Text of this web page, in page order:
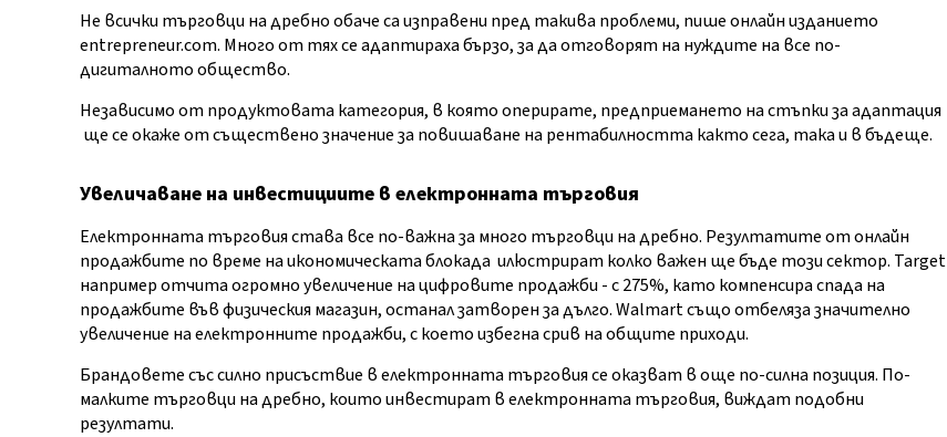
Не всички търговци на дребно обаче са изправени пред такива проблеми, пише онлайн изданието
entrepreneur.com. Много от тях се адаптираха бързо, за да отговорят на нуждите на все по-
дигиталното общество.
Независимо от продуктовата категория, в която оперирате, предприемането на стъпки за адаптация
ще се окаже от съществено значение за повишаване на рентабилността както сега, така и в бъдеще.
Увеличаване на инвестициите в електронната търговия
Електронната търговия става все по-важна за много търговци на дребно. Резултатите от онлайн
продажбите по време на икономическата блокада илюстрират колко важен ще бъде този сектор. Target
например отчита огромно увеличение на цифровите продажби - с 275%, като компенсира спада на
продажбите във физическия магазин, останал затворен за дълго. Walmart също отбеляза значително
увеличение на електронните продажби, с което избегна срив на общите приходи.
Брандовете със силно присъствие в електронната търговия се оказват в още по-силна позиция. По-
малките търговци на дребно, които инвестират в електронната търговия, виждат подобни
резултати.